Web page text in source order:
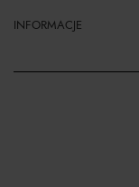
INFORMACJE